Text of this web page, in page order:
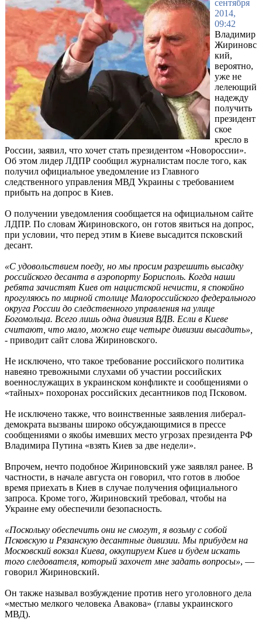
сентября
2014,
09:42
Владимир
Жириновс
кий,
вероятно,
уже не
лелеющий
надежду
получить
президент
ское
кресло в
России, заявил, что хочет стать президентом «Новороссии».
Об этом лидер ЛДПР сообщил журналистам после того, как
получил официальное уведомление из Главного
следственного управления МВД Украины с требованием
прибыть на допрос в Киев.
О получении уведомления сообщается на официальном сайте
ЛДПР. По словам Жириновского, он готов явиться на допрос,
при условии, что перед этим в Киеве высадится псковский
десант.
«С удовольствием поеду, но мы просим разрешить высадку
российского десанта в аэропорту Борисполь. Когда наши
ребята зачистят Киев от нацистской нечисти, я спокойно
прогуляюсь по мирной столице Малороссийского федерального
округа России до следственного управления на улице
Богомольца. Всего лишь одна дивизия ВДВ. Если в Киеве
считают, что мало, можно еще четыре дивизии высадить»,
- приводит сайт слова Жириновского.
Не исключено, что такое требование российского политика
навеяно тревожными слухами об участии российских
военнослужащих в украинском конфликте и сообщениями о
«тайных» похоронах российских десантников под Псковом.
Не исключено также, что воинственные заявления либерал-
демократа вызваны широко обсуждающимися в прессе
сообщениями о якобы имевших место угрозах президента РФ
Владимира Путина «взять Киев за две недели».
Впрочем, нечто подобное Жириновский уже заявлял ранее. В
частности, в начале августа он говорил, что готов в любое
время приехать в Киев в случае получения официального
запроса. Кроме того, Жириновский требовал, чтобы на
Украине ему обеспечили безопасность.
«Поскольку обеспечить они не смогут, я возьму с собой
Псковскую и Рязанскую десантные дивизии. Мы прибудем на
Московский вокзал Киева, оккупируем Киев и будем искать
того следователя, который захочет мне задать вопросы», —
говорил Жириновский.
Он также называл возбуждение против него уголовного дела
«местью мелкого человека Авакова» (главы украинского
МВД).